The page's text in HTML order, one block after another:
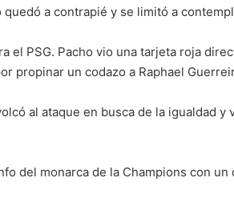
a contrapié y se limitó a
el PSG. Pacho vio una tarjeta roja
propinar un codazo a Raphael
al ataque en busca de la igualdad
del monarca de la Champions con